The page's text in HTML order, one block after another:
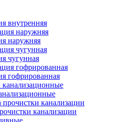
внутренняя
наружняя
чугунная
гофрированная
канализации